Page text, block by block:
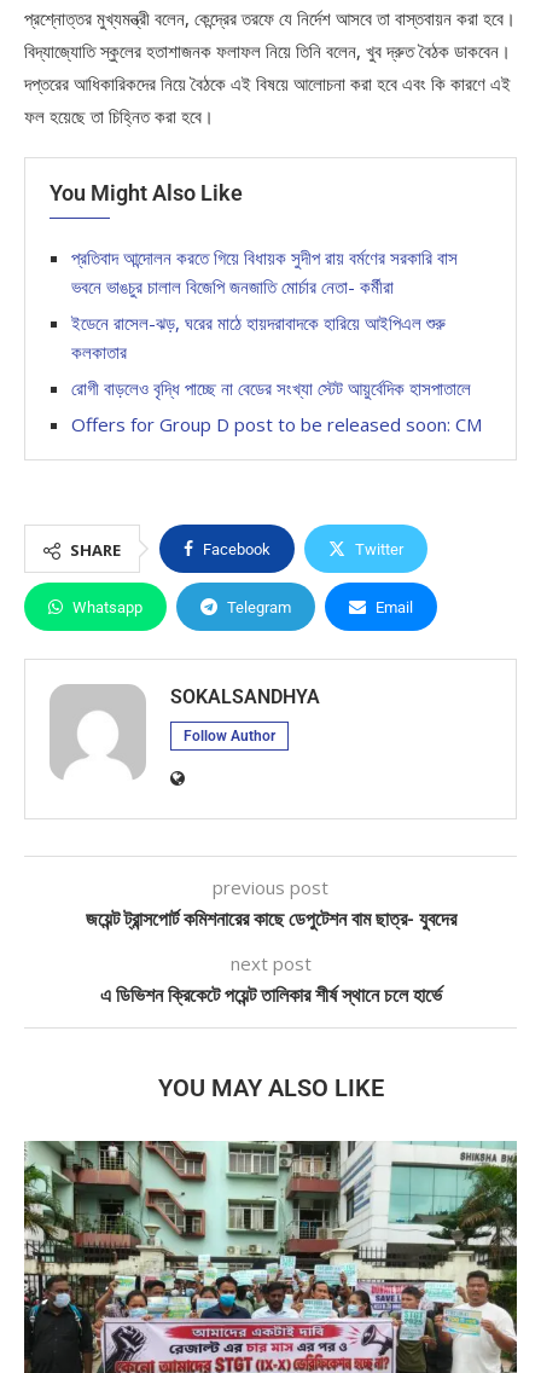
প্রশ্নোত্তর মুখ্যমন্ত্রী বলেন, কেন্দ্রের তরফে যে নির্দেশ আসবে তা বাস্তবায়ন করা হবে।
বিদ্যাজ্যোতি স্কুলের হতাশাজনক ফলাফল নিয়ে তিনি বলেন, খুব দ্রুত বৈঠক ডাকবেন।
দপ্তরের আধিকারিকদের নিয়ে বৈঠকে এই বিষয়ে আলোচনা করা হবে এবং কি কারণে এই
ফল হয়েছে তা চিহ্নিত করা হবে।
You Might Also Like
প্রতিবাদ আন্দোলন করতে গিয়ে বিধায়ক সুদীপ রায় বর্মণের সরকারি বাস
ভবনে ভাঙচুর চালাল বিজেপি জনজাতি মোর্চার নেতা- কর্মীরা
ইডেনে রাসেল-ঝড়, ঘরের মাঠে হায়দরাবাদকে হারিয়ে আইপিএল শুরু
কলকাতার
রোগী বাড়লেও বৃদ্ধি পাচ্ছে না বেডের সংখ্যা স্টেট আয়ুর্বেদিক হাসপাতালে
Offers for Group D post to be released soon: CM
SHARE Facebook Twitter
Whatsapp Telegram Email
SOKALSANDHYA
Follow Author
previous post
জয়েন্ট ট্রান্সপোর্ট কমিশনারের কাছে ডেপুটেশন বাম ছাত্র- যুবদের
next post
এ ডিভিশন ক্রিকেটে পয়েন্ট তালিকার শীর্ষ স্থানে চলে হার্ভে
YOU MAY ALSO LIKE